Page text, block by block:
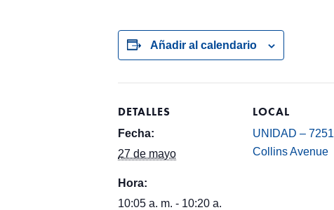
Añadir al calendario
DETALLES
Fecha:
27 de mayo
Hora:
10:05 a. m. - 10:20 a.
LOCAL
UNIDAD – 7251
Collins Avenue